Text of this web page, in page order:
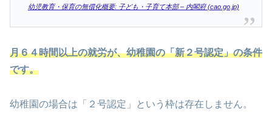
幼児教育・保育の無償化概要: 子ども・子育て本部 – 内閣府 (cao.go.jp)
月６４時間以上の就労が、幼稚園の「新２号認定」の条件
です。
幼稚園の場合は「２号認定」という枠は存在しません。